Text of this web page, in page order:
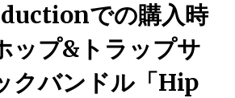
での購入時
ップ&トラップサ
クバンドル「Hip